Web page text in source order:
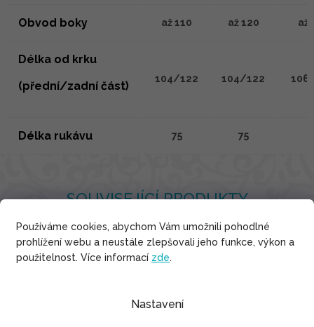
Používáme cookies, abychom Vám umožnili pohodlné
prohlížení webu a neustále zlepšovali jeho funkce, výkon a
použitelnost. Více informací zde.
Nastavení
SOUVISEJÍCÍ PRODUKTY
Obvod boky až 110 až 120 až
Délka od krku
(přední/zadní část)
104/122 104/122
Délka rukávu 75 75